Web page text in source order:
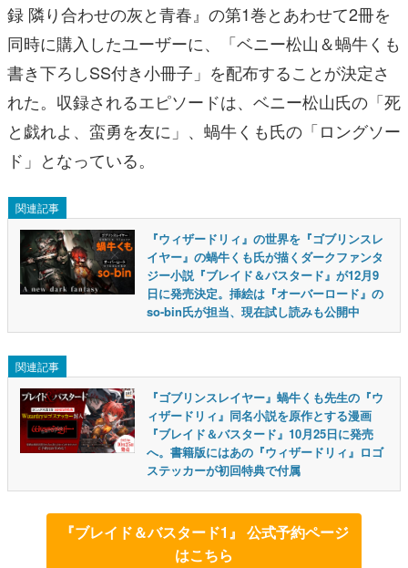
録 隣り合わせの灰と青春』の第1巻とあわせて2冊を
同時に購入したユーザーに、「ベニー松山＆蝸牛くも
書き下ろしSS付き小冊子」を配布することが決定さ
れた。収録されるエピソードは、ベニー松山氏の「死
と戯れよ、蛮勇を友に」、蝸牛くも氏の「ロングソー
ド」となっている。
関連記事
『ウィザードリィ』の世界を『ゴブリンスレ
イヤー』の蝸牛くも氏が描くダークファンタ
ジー小説『ブレイド＆バスタード』が12月9
日に発売決定。挿絵は『オーバーロード』の
so-bin氏が担当、現在試し読みも公開中
関連記事
『ゴブリンスレイヤー』蝸牛くも先生の『ウ
ィザードリィ』同名小説を原作とする漫画
『ブレイド＆バスタード』10月25日に発売
へ。書籍版にはあの『ウィザードリィ』ロゴ
ステッカーが初回特典で付属
『ブレイド＆バスタード1』 公式予約ページ
はこちら